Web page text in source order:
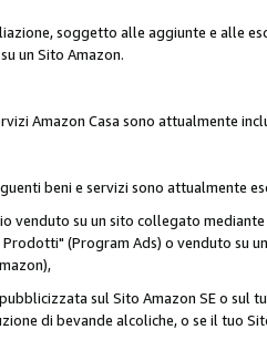
soggetto alle aggiunte e alle
un Sito Amazon.
Amazon Casa sono attualmente
beni e servizi sono attualmente
venduto su un sito collegato
(Program Ads) o venduto su
sul Sito Amazon SE o sul
di bevande alcoliche, o se il tuo